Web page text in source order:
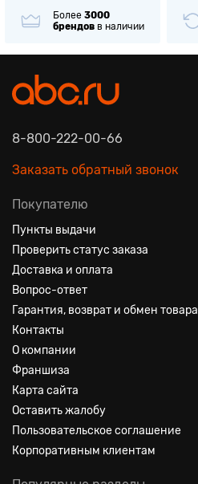
Более 3000
брендов в наличии
8-800-222-00-66
Заказать обратный звонок
Покупателю
Пункты выдачи
Проверить статус заказа
Доставка и оплата
Вопрос-ответ
Гарантия, возврат и обмен товара
Контакты
О компании
Франшиза
Карта сайта
Оставить жалобу
Пользовательское соглашение
Корпоративным клиентам